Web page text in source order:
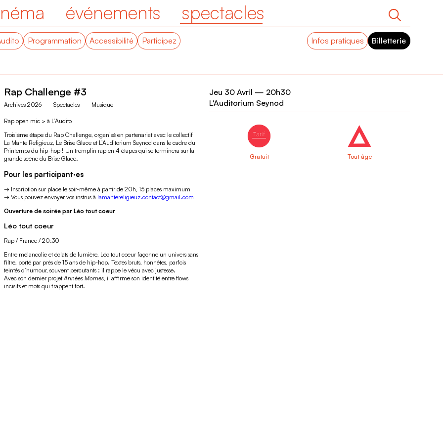
événements spectacles
Programmation Accessibilité Participez Infos pratiques Billetterie
Rap Challenge #3
Archives 2026 Spectacles Musique
Rap open mic > à L’Audito
Troisième étape du Rap Challenge, organisé en partenariat avec le collectif
La Mante Religieuz, Le Brise Glace et L’Auditorium Seynod dans le cadre du
Printemps du hip-hop ! Un tremplin rap en 4 étapes qui se terminera sur la
grande scène du Brise Glace.
Pour les participant·es
→ Inscription sur place le soir-même à partir de 20h, 15 places maximum
→ Vous pouvez envoyer vos instrus à lamantereligieuz.contact@gmail.com
Ouverture de soirée par Léo tout coeur
Léo tout coeur
Rap / France / 20:30
Entre mélancolie et éclats de lumière, Léo tout coeur façonne un univers sans
filtre, porté par près de 15 ans de hip-hop. Textes bruts, honnêtes, parfois
teintés d’humour, souvent percutants : il rappe le vécu avec justesse.
Avec son dernier projet Années Mornes, il affirme son identité entre flows
incisifs et mots qui frappent fort.
Jeu 30 Avril — 20h30
L'Auditorium Seynod
Gratuit Tout âge